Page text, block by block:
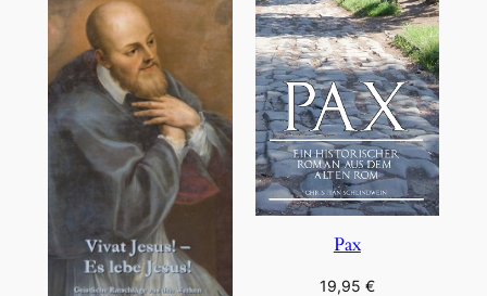
Pax
19,95 €